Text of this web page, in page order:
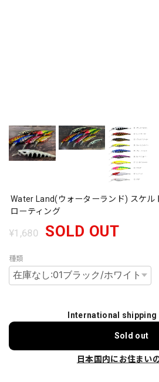
Water Land(ウォーターランド) スケル
ローティング
¥1,680 SOLD OUT
種類
International shipping
Sold out
日本国内にお住まい